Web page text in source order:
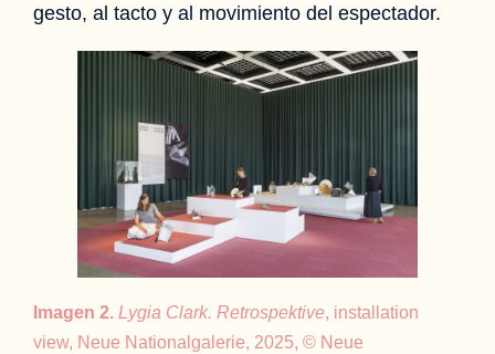
gesto, al tacto y al movimiento del espectador.
Imagen 2. Lygia Clark. Retrospektive, installation
view, Neue Nationalgalerie, 2025, © Neue